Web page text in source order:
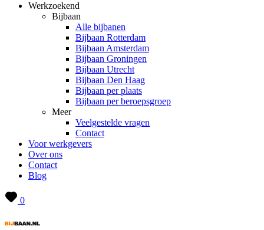
Werkzoekend
Bijbaan
Alle bijbanen
Bijbaan Rotterdam
Bijbaan Amsterdam
Bijbaan Groningen
Bijbaan Utrecht
Bijbaan Den Haag
Bijbaan per plaats
Bijbaan per beroepsgroep
Meer
Veelgestelde vragen
Contact
Voor werkgevers
Over ons
Contact
Blog
0